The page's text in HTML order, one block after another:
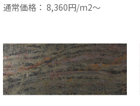
通常価格： 8,360円/m2〜